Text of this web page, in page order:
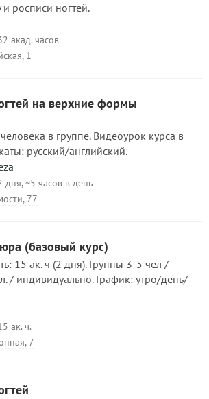
росписи ногтей.
акад. часов
1
на верхние формы
в группе. Видеоурок курса в
русский/английский.
дня, ~5 часов в день
77
(базовый курс)
15 ак. ч (2 дня). Группы 3-5 чел /
/ индивидуально. График: утро/день/
ак. ч.
7